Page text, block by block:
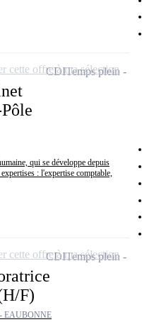
qui se développe depuis
: l'expertise comptable,
CDITemps plein
cette offre à ma sélection
F)
EAUBONNE
CDITemps plein
cette offre à ma sélection